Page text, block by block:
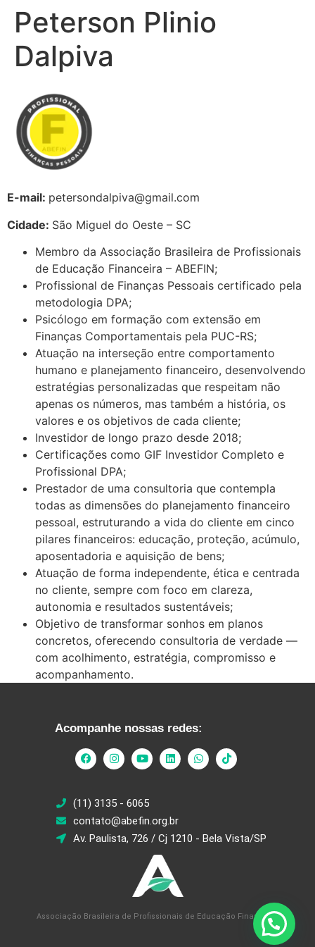
Peterson Plinio
Dalpiva
E-mail: petersondalpiva@gmail.com
Cidade: São Miguel do Oeste – SC
Membro da Associação Brasileira de Profissionais
de Educação Financeira – ABEFIN;
Profissional de Finanças Pessoais certificado pela
metodologia DPA;
Psicólogo em formação com extensão em
Finanças Comportamentais pela PUC-RS;
Atuação na interseção entre comportamento
humano e planejamento financeiro, desenvolvendo
estratégias personalizadas que respeitam não
apenas os números, mas também a história, os
valores e os objetivos de cada cliente;
Investidor de longo prazo desde 2018;
Certificações como GIF Investidor Completo e
Profissional DPA;
Prestador de uma consultoria que contempla
todas as dimensões do planejamento financeiro
pessoal, estruturando a vida do cliente em cinco
pilares financeiros: educação, proteção, acúmulo,
aposentadoria e aquisição de bens;
Atuação de forma independente, ética e centrada
no cliente, sempre com foco em clareza,
autonomia e resultados sustentáveis;
Objetivo de transformar sonhos em planos
concretos, oferecendo consultoria de verdade —
com acolhimento, estratégia, compromisso e
acompanhamento.
Acompanhe nossas redes:
(11) 3135 - 6065
contato@abefin.org.br
Av. Paulista, 726 / Cj 1210 - Bela Vista/SP
Associação Brasileira de Profissionais de Educação Financeira